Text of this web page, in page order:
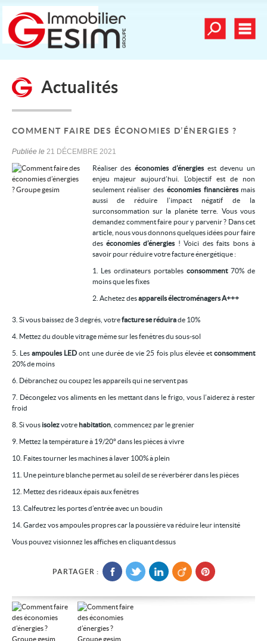
Toutes nos
une estimation
Nos dernières ventes
Alerte email
Contact
Mes sélections
Syndic
Méditerranée
Actualités
COMMENT FAIRE DES ÉCONOMIES D’ÉNERGIES ?
Publiée le 21 DÉCEMBRE 2021
Réaliser deséconomies d’énergiesest devenu un
enjeu majeur aujourd’hui. L’objectif est de non
seulement réaliser des économies financièresmais
aussi de réduire l’impact négatif de la
surconsommation sur la planète terre. Vous vous
demandez comment faire pour y parvenir ? Dans cet
article, nous vous donnons quelques idées pour faire
deséconomies d’énergies! Voici des faits bons à
savoir pour réduire votre facture énergétique :
1. Les ordinateurs portablesconsomment70% de
moins que les fixes
2. Achetez desappareils électroménagers A+++
3. Si vous baissez de 3 degrés, votrefacture se réduirade 10%
4. Mettez du double vitrage même sur les fenêtres du sous-sol
5. Lesampoules LED ont une durée de vie 25 fois plus élevée etconsomment
20% de moins
6. Débranchez ou coupez les appareils qui ne servent pas
7. Décongelez vos aliments en les mettant dans le frigo, vous l’aiderez à rester
froid
8. Si vousisolezvotrehabitation, commencez par le grenier
9. Mettez la température à 19/20° dans les pièces à vivre
10. Faites tourner les machines à laver 100% à plein
11. Une peinture blanche permet au soleil de se réverbérer dans les pièces
12. Mettez des rideaux épais aux fenêtres
13. Calfeutrez les portes d’entrée avec un boudin
14. Gardez vos ampoules propres car la poussière va réduire leur intensité
Vous pouvez visionnez les affiches en cliquant dessus
PARTAGER :